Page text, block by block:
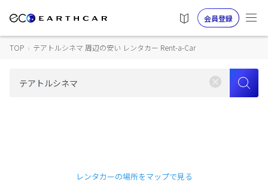
会員登録
TOP › テアトルシネマ 周辺の安い レンタカー Rent-a-Car
レンタカーの場所をマップで見る